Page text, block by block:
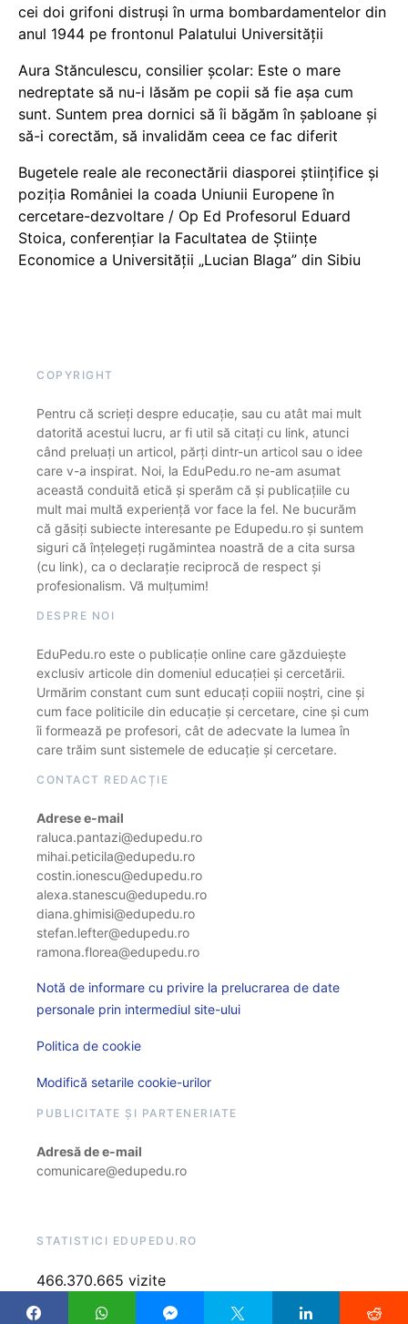
cei doi grifoni distruși în urma bombardamentelor din
anul 1944 pe frontonul Palatului Universității
Aura Stănculescu, consilier școlar: Este o mare
nedreptate să nu-i lăsăm pe copii să fie așa cum
sunt. Suntem prea dornici să îi băgăm în șabloane și
să-i corectăm, să invalidăm ceea ce fac diferit
Bugetele reale ale reconectării diasporei științifice și
poziția României la coada Uniunii Europene în
cercetare-dezvoltare / Op Ed Profesorul Eduard
Stoica, conferențiar la Facultatea de Științe
Economice a Universității „Lucian Blaga” din Sibiu
COPYRIGHT
Pentru că scrieți despre educație, sau cu atât mai mult
datorită acestui lucru, ar fi util să citați cu link, atunci
când preluați un articol, părți dintr-un articol sau o idee
care v-a inspirat. Noi, la EduPedu.ro ne-am asumat
această conduită etică și sperăm că și publicațiile cu
mult mai multă experiență vor face la fel. Ne bucurăm
că găsiți subiecte interesante pe Edupedu.ro și suntem
siguri că înțelegeți rugămintea noastră de a cita sursa
(cu link), ca o declarație reciprocă de respect și
profesionalism. Vă mulțumim!
DESPRE NOI
EduPedu.ro este o publicație online care găzduiește
exclusiv articole din domeniul educației și cercetării.
Urmărim constant cum sunt educați copiii noștri, cine și
cum face politicile din educație și cercetare, cine și cum
îi formează pe profesori, cât de adecvate la lumea în
care trăim sunt sistemele de educație și cercetare.
CONTACT REDACȚIE
Adrese e-mail
raluca.pantazi@edupedu.ro
mihai.peticila@edupedu.ro
costin.ionescu@edupedu.ro
alexa.stanescu@edupedu.ro
diana.ghimisi@edupedu.ro
stefan.lefter@edupedu.ro
ramona.florea@edupedu.ro
Notă de informare cu privire la prelucrarea de date
personale prin intermediul site-ului
Politica de cookie
Modifică setarile cookie-urilor
PUBLICITATE ȘI PARTENERIATE
Adresă de e-mail
comunicare@edupedu.ro
STATISTICI EDUPEDU.RO
466.370.665 vizite